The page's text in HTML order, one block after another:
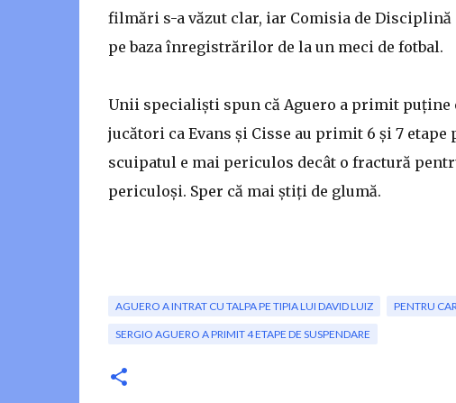
filmări s-a văzut clar, iar Comisia de
pe baza înregistrărilor de la un meci de fotbal.
Unii specialiști spun că Aguero a primit puține
jucători ca Evans și Cisse au primit 6 și 7
scuipatul e mai periculos decât o fractură
periculoși. Sper că mai știți de glumă.
AGUERO A INTRAT CU TALPA PE TIPIA LUI DAVID LUIZ PENTRU
SERGIO AGUERO A PRIMIT 4 ETAPE DE SUSPENDARE